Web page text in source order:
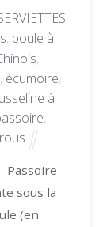
, boule à
,
, écumoire,
à
,
Passoire
sous la
(en